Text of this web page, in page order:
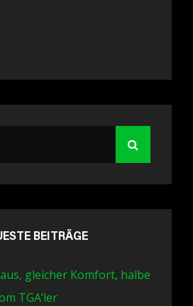
BEITRÄGE
gleicher Komfort, halbe
TGA’ler